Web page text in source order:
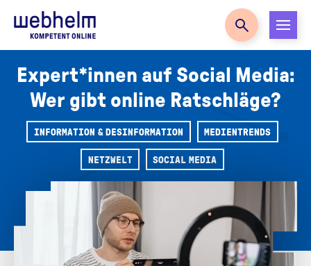
Zur Startseite
Expert*innen auf Social Media:
Wer gibt online Ratschläge?
INFORMATION & DESINFORMATION MEDIENTRENDS
NETZWELT SOCIAL MEDIA